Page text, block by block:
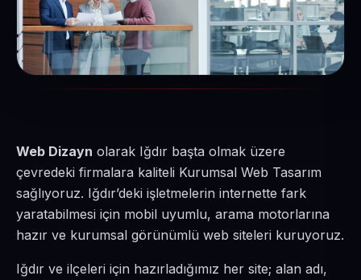
Web Dizayn olarak Iğdır başta olmak üzere
çevredeki firmalara kaliteli Kurumsal Web Tasarım
sağlıyoruz. Iğdır’deki işletmelerin internette fark
yaratabilmesi için mobil uyumlu, arama motorlarına
hazır ve kurumsal görünümlü web siteleri kuruyoruz.
Iğdır ve ilçeleri için hazırladığımız her site; alan adı,